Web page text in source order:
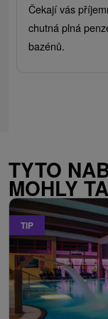
Čekají vás
chutná plná
bazénů.
TYTO
MOHLY
TIP